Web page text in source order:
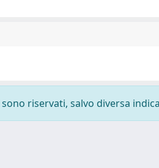
riservati, salvo diversa